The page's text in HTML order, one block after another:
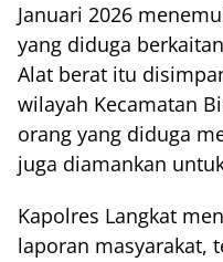
Januari 2026
yang diduga
Alat berat itu
wilayah Kecamatan
orang yang diduga
juga diamankan
Kapolres Langkat
laporan masyarakat,